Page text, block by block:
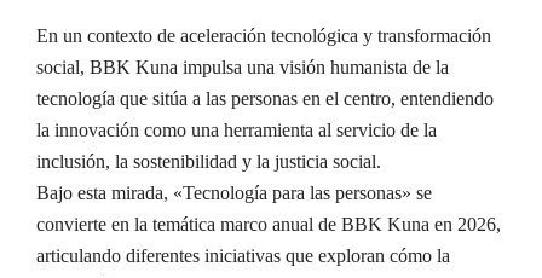
En un contexto de aceleración tecnológica y transformación
social, BBK Kuna impulsa una visión humanista de la
tecnología que sitúa a las personas en el centro, entendiendo
la innovación como una herramienta al servicio de la
inclusión, la sostenibilidad y la justicia social.
Bajo esta mirada, «Tecnología para las personas» se
convierte en la temática marco anual de BBK Kuna en 2026,
articulando diferentes iniciativas que exploran cómo la